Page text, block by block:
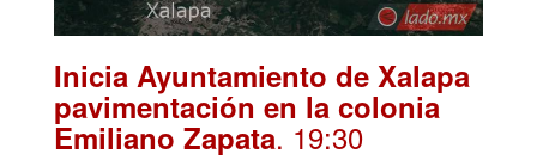
Inicia Ayuntamiento de Xalapa
pavimentación en la colonia
Emiliano Zapata. 19:30